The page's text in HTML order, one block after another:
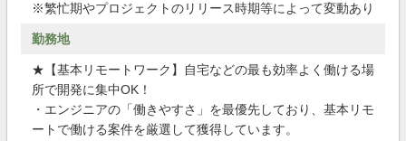
※繁忙期やプロジェクトのリリース時期等によって変動あり
勤務地
★【基本リモートワーク】自宅などの最も効率よく働ける場
所で開発に集中OK！
・エンジニアの「働きやすさ」を最優先しており、基本リモ
ートで働ける案件を厳選して獲得しています。